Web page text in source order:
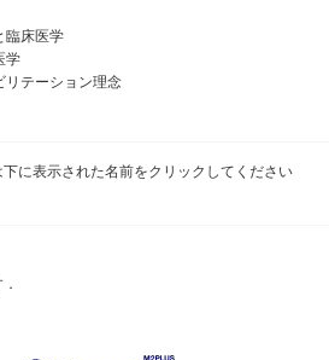
床医学
学
テーション理念
に表示された名前をクリックしてください